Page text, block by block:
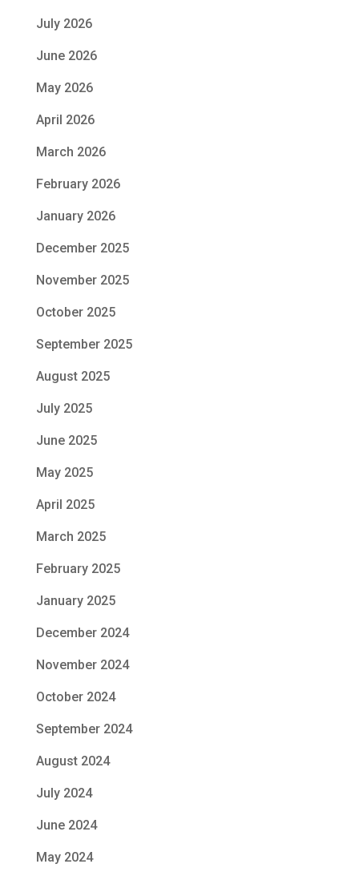
July 2026
June 2026
May 2026
April 2026
March 2026
February 2026
January 2026
December 2025
November 2025
October 2025
September 2025
August 2025
July 2025
June 2025
May 2025
April 2025
March 2025
February 2025
January 2025
December 2024
November 2024
October 2024
September 2024
August 2024
July 2024
June 2024
May 2024